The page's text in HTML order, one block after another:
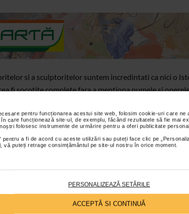
pentru funcționarea acestui site web, folosim cookie-uri care
care funcționează site-ul, de exemplu, făcând rezultatele să fie mai
folosesc instrumente de urmărire pentru a oferi publicitate
pentru a fi de acord cu aceste utilizări sau puteți face clic pe
vă puteți retrage consimțământul pe site-ul nostru în orice moment.
PERSONALIZEAZĂ SETĂRILE
ACCEPTĂ SI CONTINUĂ
si a sculptoritelor suntem incredintati ca nici o
fi socotite complete fara a mentiona numele si
neobosite in arta, ii obliga in viitor pe
de arta sa le mentioneze din ce in ce mai pe larg in
lor vor fi pe deplin recunoscute,” declara Rodica
a facut eforturi pentru mentinerea continuitatii
FILDAS ART urmareste astfel o crestere a interesului
din Europa.